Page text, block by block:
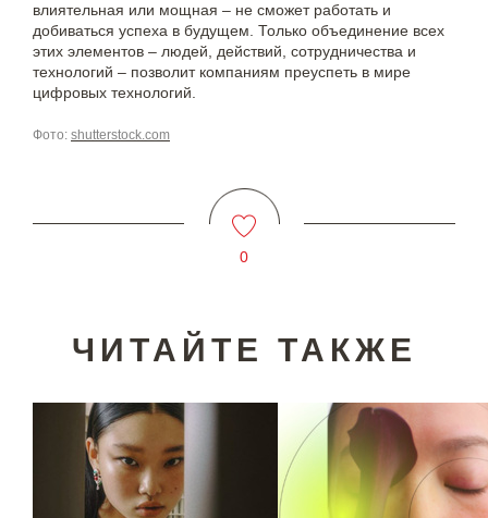
влиятельная или мощная – не сможет работать и
добиваться успеха в будущем. Только объединение всех
этих элементов – людей, действий, сотрудничества и
технологий – позволит компаниям преуспеть в мире
цифровых технологий.
Фото: shutterstock.com
0
ЧИТАЙТЕ ТАКЖЕ